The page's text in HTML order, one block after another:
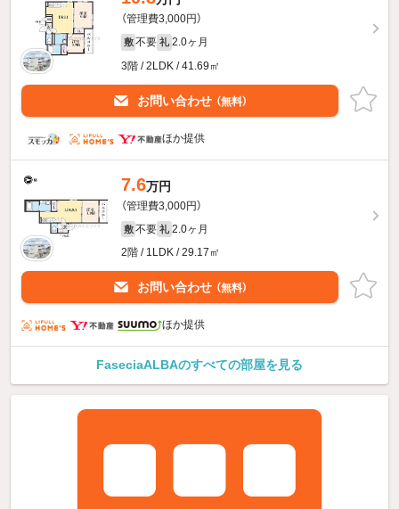
（管理費3,000円）
敷 不要 礼 2.0ヶ月
3階 / 2LDK / 41.69㎡
お問い合わせ （無料）
ほか提供
7.6万円
（管理費3,000円）
敷 不要 礼 2.0ヶ月
2階 / 1LDK / 29.17㎡
お問い合わせ （無料）
ほか提供
FaseciaALBAのすべての部屋を見る